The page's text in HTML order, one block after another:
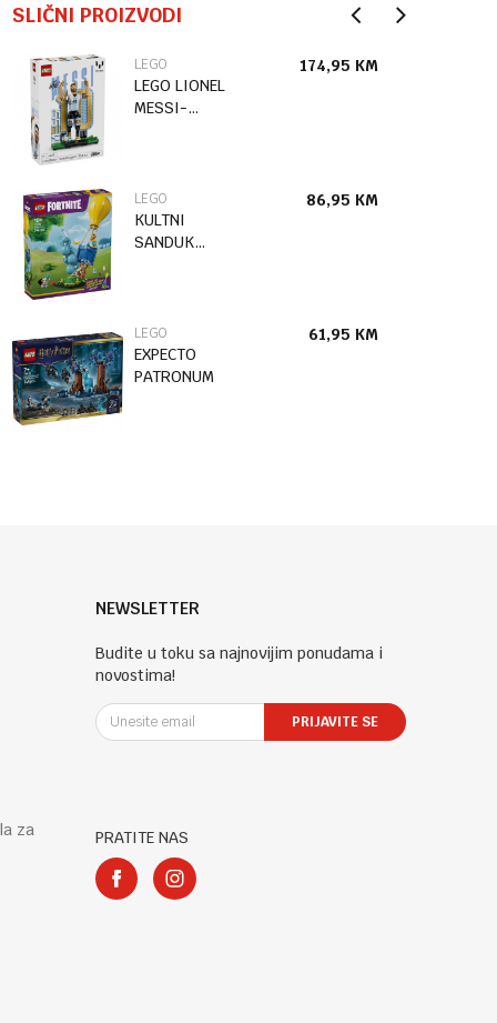
SLIČNI PROIZVODI
LEGO
LEGO LIONEL
MESSI-
174,95 KM
LEGO
KULTNI
SANDUK
86,95 KM
LEGO
EXPECTO
PATRONUM
61,95 KM
za
NEWSLETTER
Budite u toku sa najnovijim ponudama i
novostima!
PRIJAVITE SE
PRATITE NAS